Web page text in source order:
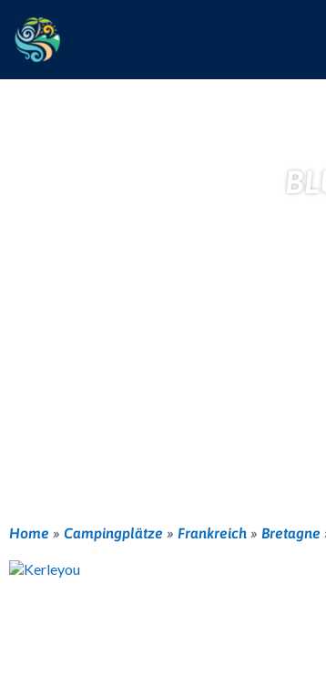
Home » Campingplätze » Frankreich » Bretagne